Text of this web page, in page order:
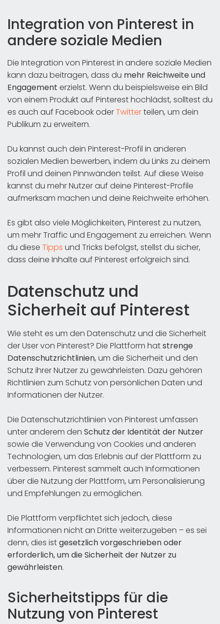
Integration von Pinterest in
andere soziale Medien
Die Integration von Pinterest in andere soziale Medien
kann dazu beitragen, dass du mehr Reichweite und
Engagement erzielst. Wenn du beispielsweise ein Bild
von einem Produkt auf Pinterest hochlädst, solltest du
es auch auf Facebook oderTwitterteilen, um dein
Publikum zu erweitern.
Du kannst auch dein Pinterest-Profil in anderen
sozialen Medien bewerben, indem du Links zu deinem
Profil und deinen Pinnwänden teilst. Auf diese Weise
kannst du mehr Nutzer auf deine Pinterest-Profile
aufmerksam machen und deine Reichweite erhöhen.
Es gibt also viele Möglichkeiten, Pinterest zu nutzen,
um mehr Traffic und Engagement zu erreichen. Wenn
du diese Tipps und Tricks befolgst, stellst du sicher,
dass deine Inhalte auf Pinterest erfolgreich sind.
Datenschutz und
Sicherheit auf Pinterest
Wie steht es um den Datenschutz und die Sicherheit
der User von Pinterest? Die Plattform hatstrenge
Datenschutzrichtlinien, um die Sicherheit und den
Schutz ihrer Nutzer zu gewährleisten. Dazu gehören
Richtlinien zum Schutz von persönlichen Daten und
Informationen der Nutzer.
Die Datenschutzrichtlinien von Pinterest umfassen
unter anderem den Schutz der Identität der Nutzer
sowie die Verwendung von Cookies und anderen
Technologien, um das Erlebnis auf der Plattform zu
verbessern. Pinterest sammelt auch Informationen
über die Nutzung der Plattform, um Personalisierung
und Empfehlungen zu ermöglichen.
Die Plattform verpflichtet sich jedoch, diese
Informationen nicht an Dritte weiterzugeben – es sei
denn, dies istgesetzlich vorgeschrieben oder
erforderlich, um die Sicherheit der Nutzer zu
gewährleisten.
Sicherheitstipps für die
Nutzung von Pinterest